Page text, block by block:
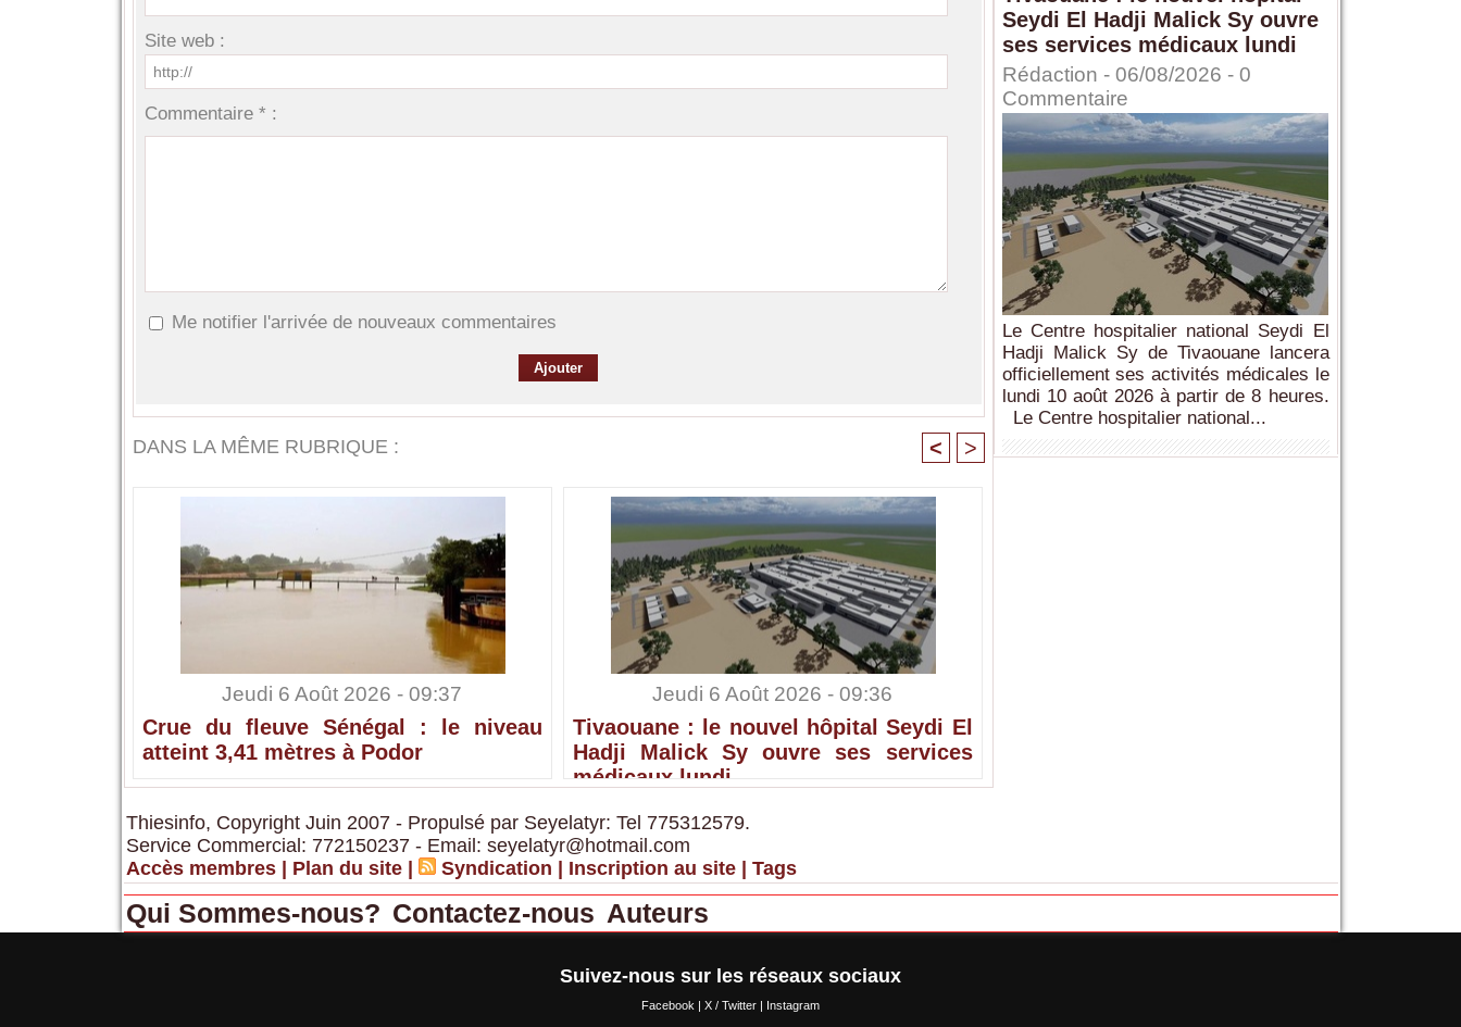
Site web :
Commentaire * :
Me notifier l'arrivée de nouveaux commentaires
DANS LA MÊME RUBRIQUE : < >
Jeudi 6 Août 2026 - 09:37
Crue du fleuve Sénégal : le niveau
atteint 3,41 mètres à Podor
Jeudi 6 Août 2026 - 09:36
Tivaouane : le nouvel hôpital Seydi El
Hadji Malick Sy ouvre ses services
médicaux lundi
Seydi El Hadji Malick Sy ouvre
ses services médicaux lundi
Rédaction - 06/08/2026 - 0
Commentaire
Le Centre hospitalier national Seydi El
Hadji Malick Sy de Tivaouane lancera
officiellement ses activités médicales le
lundi 10 août 2026 à partir de 8 heures.
Le Centre hospitalier national...
Thiesinfo, Copyright Juin 2007 - Propulsé par Seyelatyr: Tel 775312579.
Service Commercial: 772150237 - Email: seyelatyr@hotmail.com
Accès membres | Plan du site | Syndication | Inscription au site | Tags
Qui Sommes-nous? Contactez-nous Auteurs
Suivez-nous sur les réseaux sociaux
Facebook | X / Twitter | Instagram